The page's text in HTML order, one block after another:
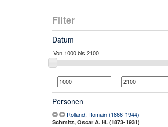
Filter
Datum
Personen
Rolland, Romain (1866-1944)
Schmitz, Oscar A. H. (1873-1931)